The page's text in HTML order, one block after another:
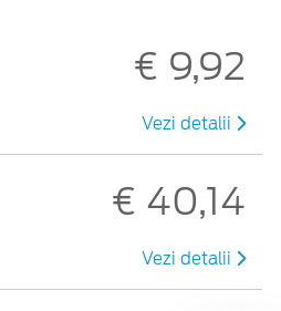
€ 9,92
Vezi detalii
€ 40,14
Vezi detalii